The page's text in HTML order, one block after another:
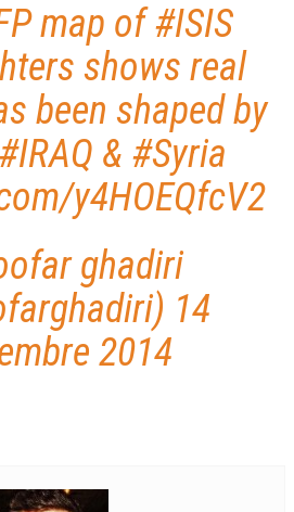
map of#ISIS
shows real
been shaped by
#IRAQ & #Syria
y4HOEQfcV2
ghadiri
14
2014